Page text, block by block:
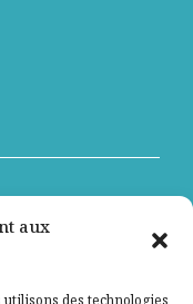
aux
des technologies